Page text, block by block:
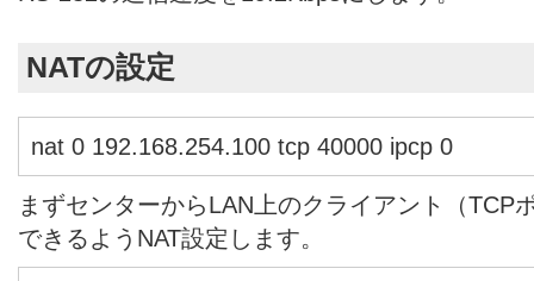
NATの設定
nat 0 192.168.254.100 tcp 40000 ipcp 0
まずセンターからLAN上のクライアント（TCP
できるようNAT設定します。